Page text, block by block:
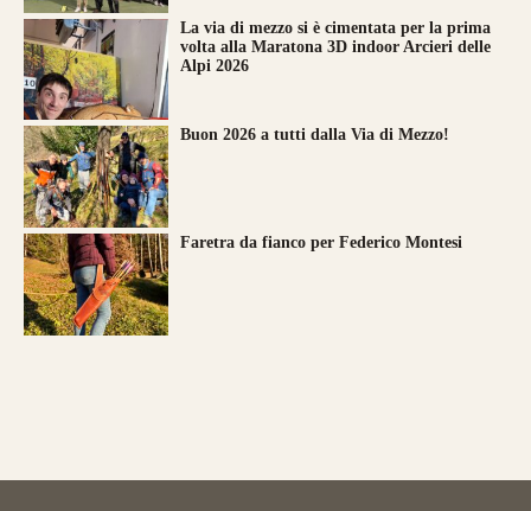
La via di mezzo si è cimentata per la prima
volta alla Maratona 3D indoor Arcieri delle
Alpi 2026
Buon 2026 a tutti dalla Via di Mezzo!
Faretra da fianco per Federico Montesi